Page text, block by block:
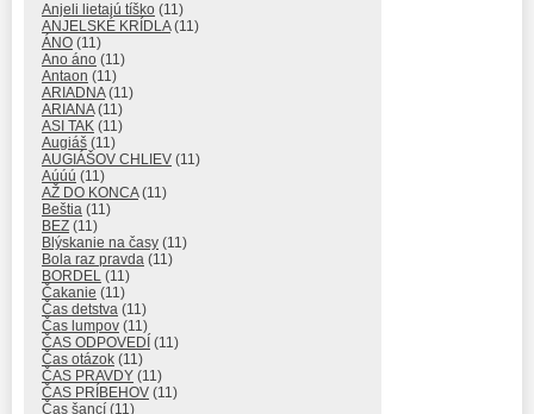
Anjeli lietajú tíško (11)
ANJELSKÉ KRÍDLA(11)
ÁNO (11)
Ano áno (11)
Antaon (11)
ARIADNA(11)
ARIANA(11)
ASI TAK (11)
Augiáš (11)
AUGIÁŠOV CHLIEV (11)
Aúúú (11)
AŽ DO KONCA(11)
Beštia (11)
BEZ (11)
Blýskanie na časy (11)
Bola raz pravda (11)
BORDEL (11)
Čakanie (11)
Čas detstva (11)
Čas lumpov (11)
ČAS ODPOVEDÍ (11)
Čas otázok (11)
ČAS PRAVDY (11)
ČAS PRÍBEHOV (11)
Čas šancí (11)